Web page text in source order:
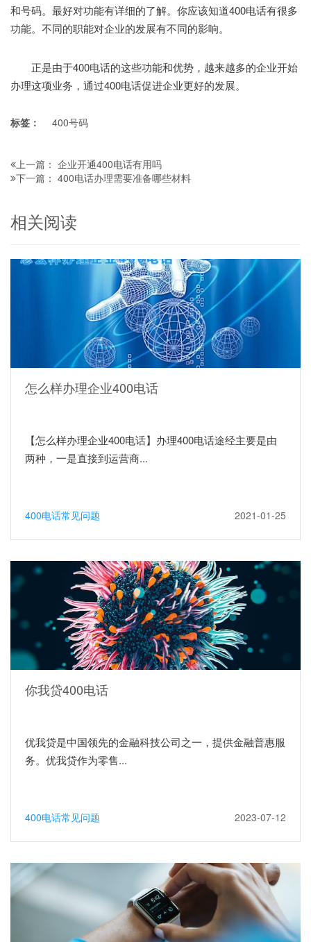
和号码。最好对功能有详细的了解。你应该知道400电话有很多
功能。不同的职能对企业的发展有不同的影响。
正是由于400电话的这些功能和优势，越来越多的企业开始
办理这项业务，通过400电话促进企业更好的发展。
标签： 400号码
上一篇： 企业开通400电话有用吗
下一篇： 400电话办理需要准备哪些材料
相关阅读
怎么样办理企业400电话
【怎么样办理企业400电话】办理400电话途经主要是由
两种，一是直接到运营商...
400电话常见问题 2021-01-25
你我贷400电话
优我贷是中国领先的金融科技公司之一，提供金融普惠服
务。优我贷作为零售...
400电话常见问题 2023-07-12